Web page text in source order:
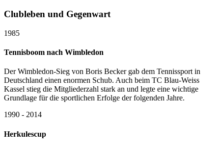
Clubleben und Gegenwart
1985
Tennisboom nach Wimbledon
Der Wimbledon-Sieg von Boris Becker gab dem Tennissport in
Deutschland einen enormen Schub. Auch beim TC Blau-Weiss
Kassel stieg die Mitgliederzahl stark an und legte eine wichtige
Grundlage für die sportlichen Erfolge der folgenden Jahre.
1990 - 2014
Herkulescup